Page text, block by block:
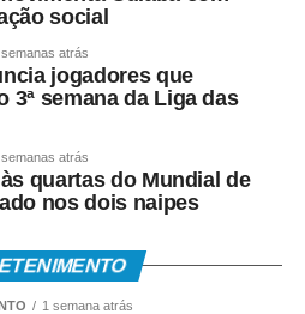
social
atrás
jogadores que
3ª semana da Liga das
atrás
quartas do Mundial de
nos dois naipes
1 semana atrás